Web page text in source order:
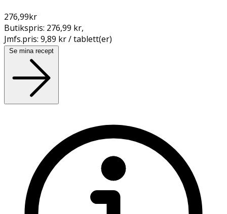
276,99kr
Butikspris: 276,99 kr,
Jmfs.pris: 9,89 kr / tablett(er)
Se mina recept